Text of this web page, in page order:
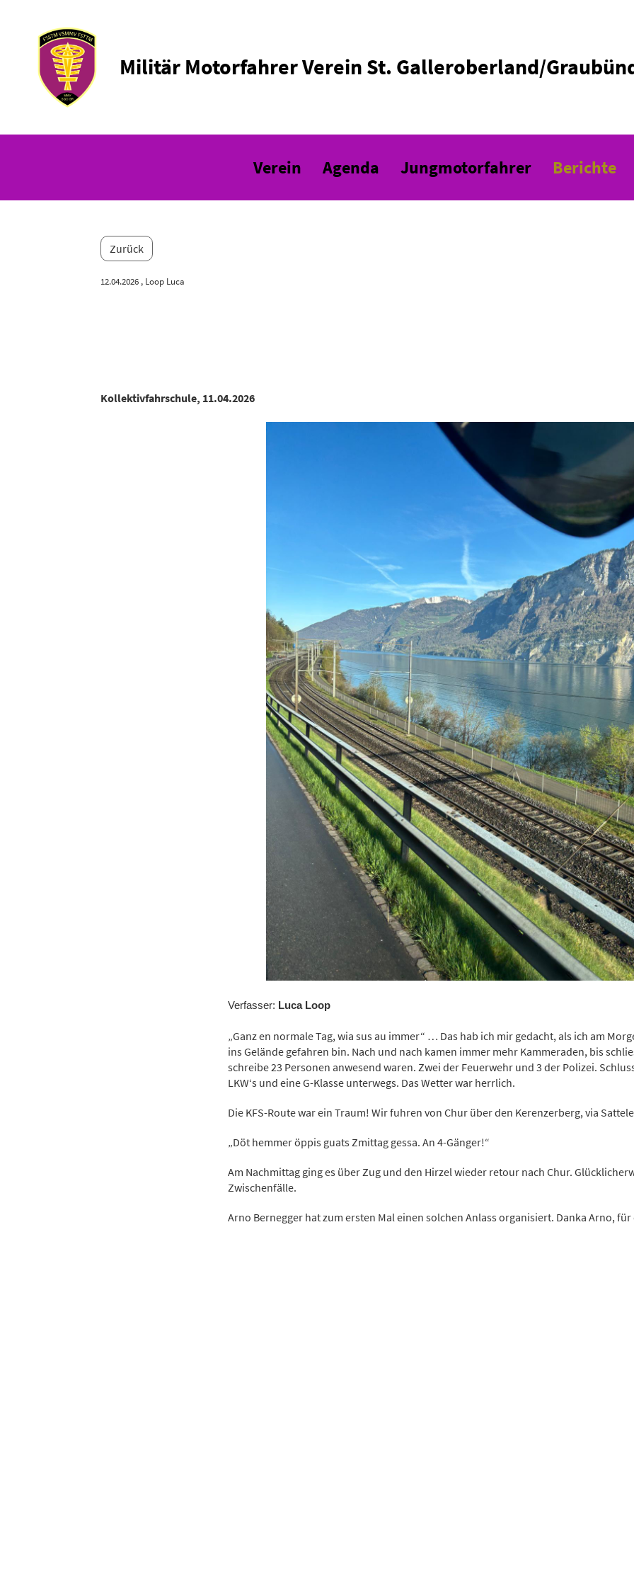
Militär Motorfahrer Verein St. Galleroberland/
Verein Agenda Jungmotorfahrer Berichte
Zurück
12.04.2026 , Loop Luca
Kollektivfahrschule, 11.04.2026
Verfasser: Luca Loop
„Ganz en normale Tag, wia sus au immer“ … Das hab ich mir gedacht, als ich am
ins Gelände gefahren bin. Nach und nach kamen immer mehr Kammeraden, bis
schreibe 23 Personen anwesend waren. Zwei der Feuerwehr und 3 der Polizei.
LKW‘s und eine G-Klasse unterwegs. Das Wetter war herrlich.
Die KFS-Route war ein Traum! Wir fuhren von Chur über den Kerenzerberg, via
„Döt hemmer öppis guats Zmittag gessa. An 4-Gänger!“
Am Nachmittag ging es über Zug und den Hirzel wieder retour nach Chur.
Zwischenfälle.
Arno Bernegger hat zum ersten Mal einen solchen Anlass organisiert. Danka Arno,